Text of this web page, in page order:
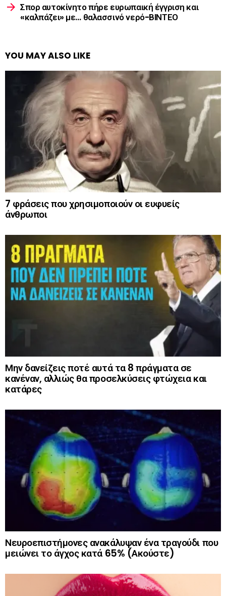
Σπορ αυτοκίνητο πήρε ευρωπαική έγγριση και
«καλπάζει» με… θαλασσινό νερό-ΒΙΝΤΕΟ
YOU MAY ALSO LIKE
7 φράσεις που χρησιμοποιούν οι ευφυείς
άνθρωποι
Μην δανείζεις ποτέ αυτά τα 8 πράγματα σε
κανέναν, αλλιώς θα προσελκύσεις φτώχεια και
κατάρες
Νευροεπιστήμονες ανακάλυψαν ένα τραγούδι που
μειώνει το άγχος κατά 65% (Ακούστε)